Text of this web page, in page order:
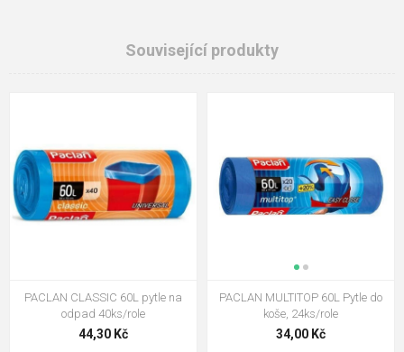
Související produkty
PACLAN CLASSIC 60L pytle na
odpad 40ks/role
44,30 Kč
PACLAN MULTITOP 60L Pytle do
koše, 24ks/role
34,00 Kč